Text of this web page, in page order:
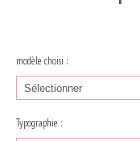
modèle choisi :
Typographie :